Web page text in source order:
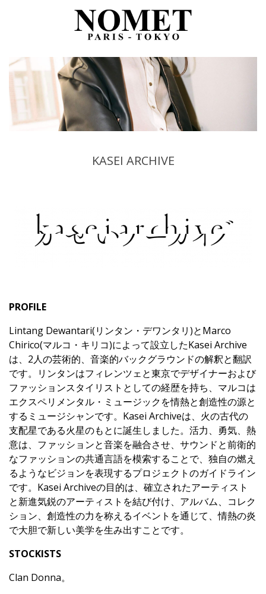
KASEI ARCHIVE
PROFILE
Lintang Dewantari(リンタン・デワンタリ)とMarco
Chirico(マルコ・キリコ)によって設立したKasei Archive
は、2人の芸術的、音楽的バックグラウンドの解釈と翻訳
です。リンタンはフィレンツェと東京でデザイナーおよび
ファッションスタイリストとしての経歴を持ち、マルコは
エクスペリメンタル・ミュージックを情熱と創造性の源と
するミュージシャンです。Kasei Archiveは、火の古代の
支配星である火星のもとに誕生しました。活力、勇気、熱
意は、ファッションと音楽を融合させ、サウンドと前衛的
なファッションの共通言語を模索することで、独自の燃え
るようなビジョンを表現するプロジェクトのガイドライン
です。Kasei Archiveの目的は、確立されたアーティスト
と新進気鋭のアーティストを結び付け、アルバム、コレク
ション、創造性の力を称えるイベントを通じて、情熱の炎
で大胆で新しい美学を生み出すことです。
STOCKISTS
Clan Donna。